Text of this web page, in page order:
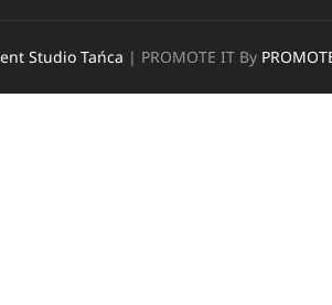
Studio Tańca | PROMOTE IT By